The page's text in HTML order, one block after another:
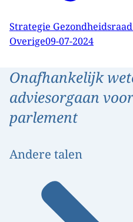
Strategie
Overige09-07-2024
Onafhankelijk
adviesorgaan
parlement
Andere talen